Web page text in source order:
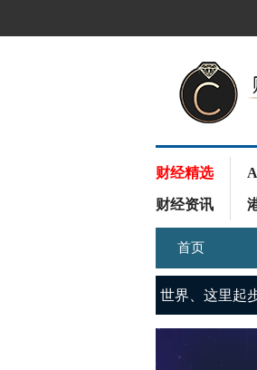
财经精选
财经资讯
首页
世界、这里起